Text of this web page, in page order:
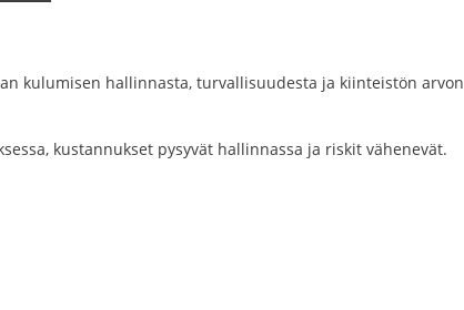
kulumisen hallinnasta, turvallisuudesta ja kiinteistön arvon
kustannukset pysyvät hallinnassa ja riskit vähenevät.